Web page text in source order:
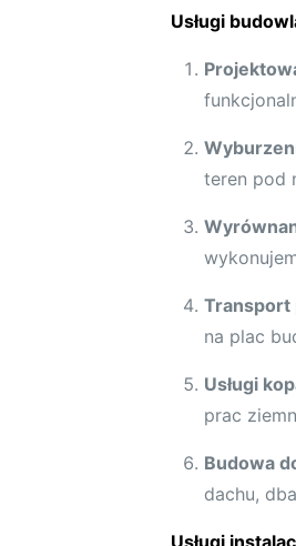
Usługi
teren pod
Transport
na plac
Usługi
prac
Budowa
dachu,
Usługi